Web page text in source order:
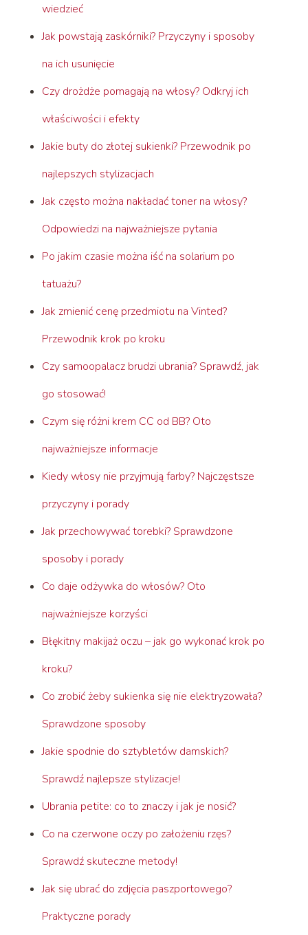
wiedzieć
Jak powstają zaskórniki? Przyczyny i sposoby
na ich usunięcie
Czy drożdże pomagają na włosy? Odkryj ich
właściwości i efekty
Jakie buty do złotej sukienki? Przewodnik po
najlepszych stylizacjach
Jak często można nakładać toner na włosy?
Odpowiedzi na najważniejsze pytania
Po jakim czasie można iść na solarium po
tatuażu?
Jak zmienić cenę przedmiotu na Vinted?
Przewodnik krok po kroku
Czy samoopalacz brudzi ubrania? Sprawdź, jak
go stosować!
Czym się różni krem CC od BB? Oto
najważniejsze informacje
Kiedy włosy nie przyjmują farby? Najczęstsze
przyczyny i porady
Jak przechowywać torebki? Sprawdzone
sposoby i porady
Co daje odżywka do włosów? Oto
najważniejsze korzyści
Błękitny makijaż oczu – jak go wykonać krok po
kroku?
Co zrobić żeby sukienka się nie elektryzowała?
Sprawdzone sposoby
Jakie spodnie do sztybletów damskich?
Sprawdź najlepsze stylizacje!
Ubrania petite: co to znaczy i jak je nosić?
Co na czerwone oczy po założeniu rzęs?
Sprawdź skuteczne metody!
Jak się ubrać do zdjęcia paszportowego?
Praktyczne porady